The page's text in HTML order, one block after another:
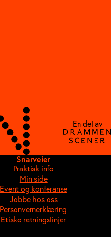
En del av
Snarveier
Praktisk info
Min side
Event og konferanse
Jobbe hos oss
Personvernerklæring
Etiske retningslinjer